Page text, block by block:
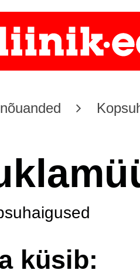
küsib: